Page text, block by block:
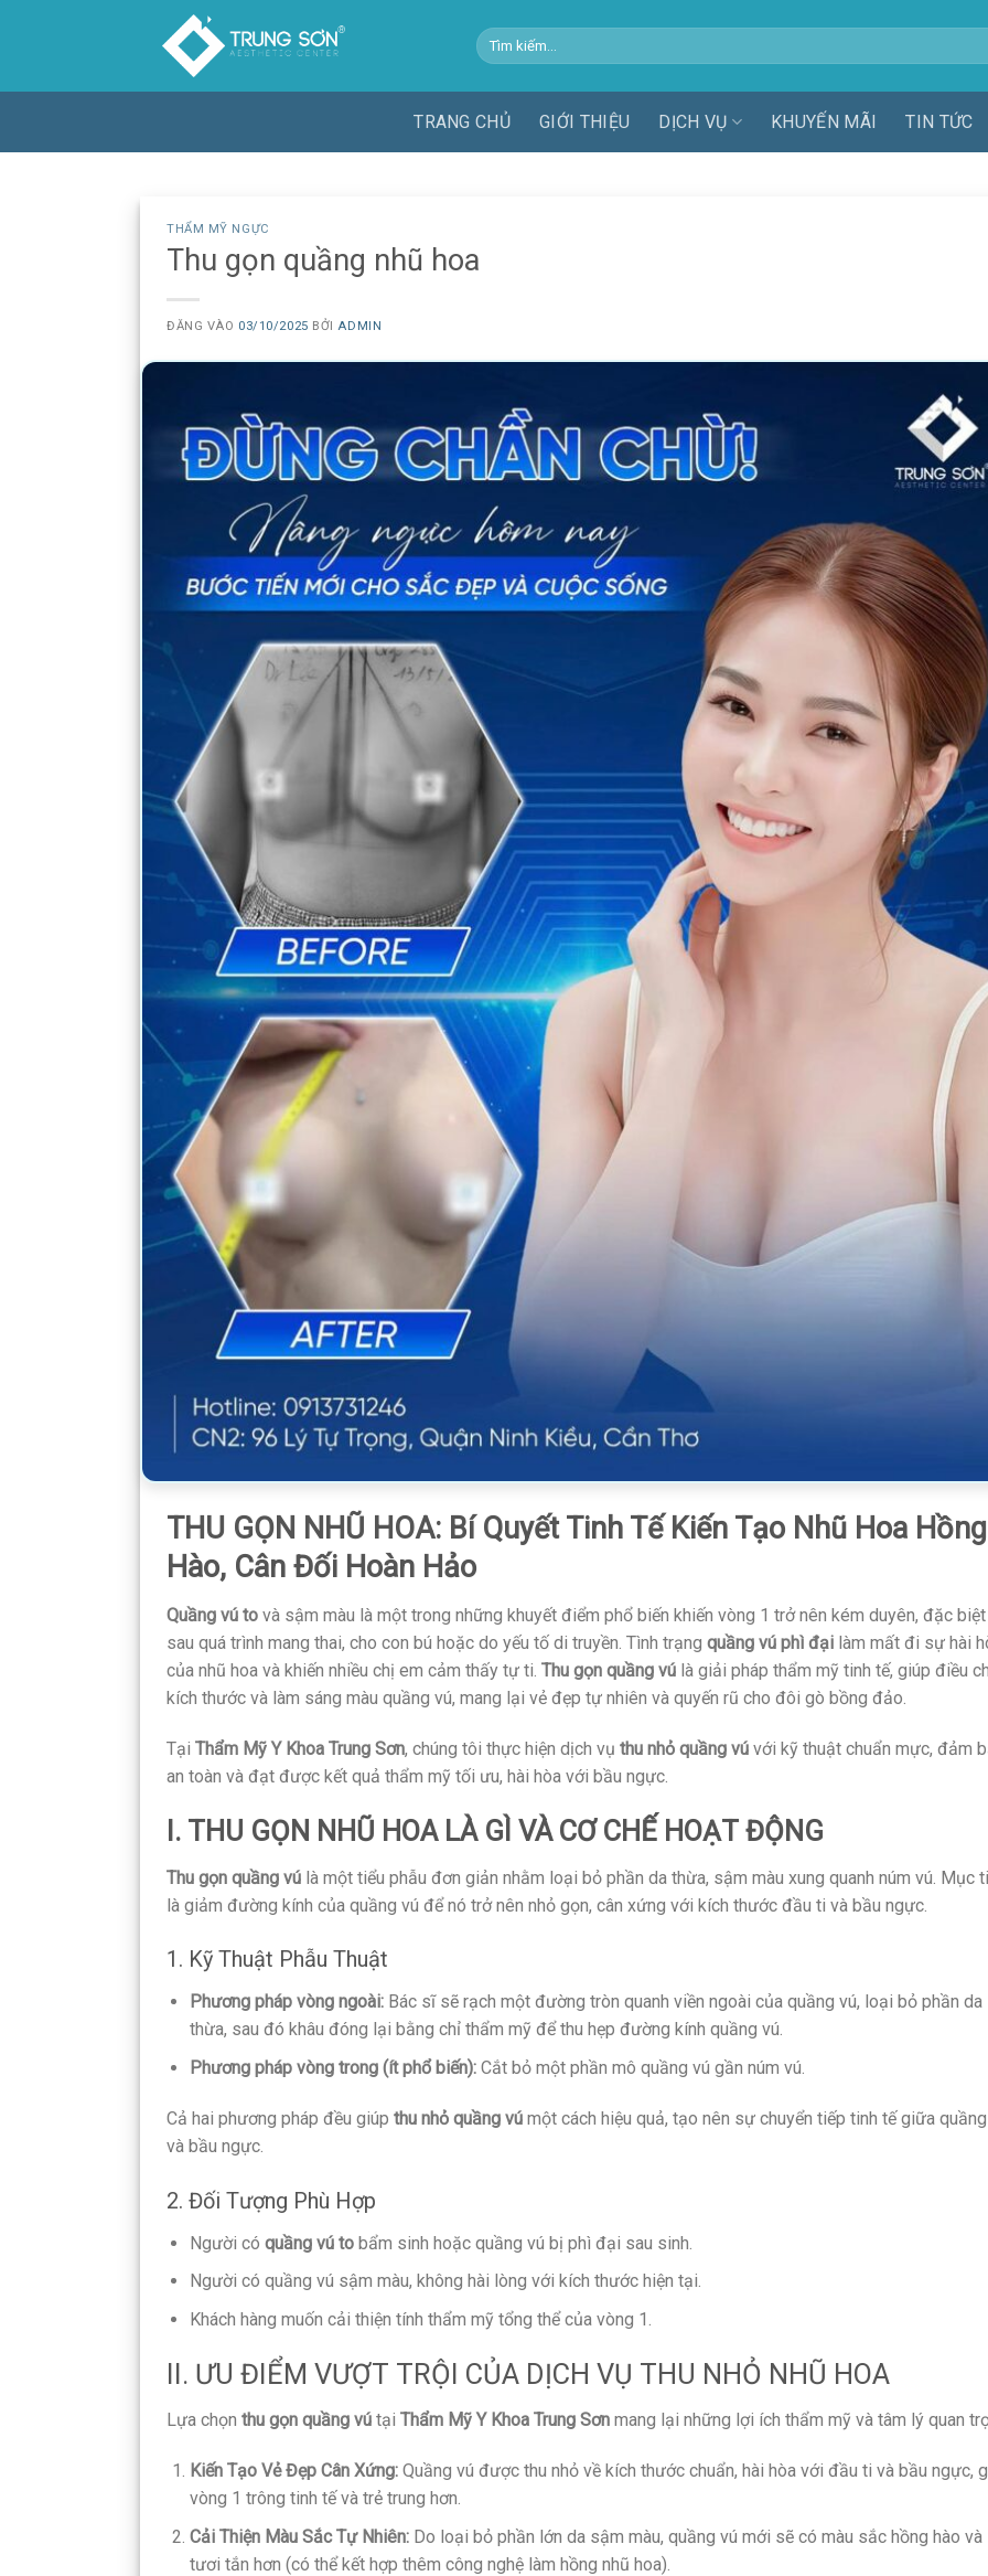
dung
Tìm
kiếm:
TRANG CHỦ GIỚI THIỆU DỊCH VỤ KHUYẾN MÃI TIN TỨC
THẨM MỸ NGỰC
Thu gọn quầng nhũ hoa
ĐĂNG VÀO 03/10/2025 BỞI ADMIN
THU GỌN NHŨ HOA: Bí Quyết Tinh Tế Kiến Tạo Nhũ Hoa Hồng
Hào, Cân Đối Hoàn Hảo
Quầng vú to và sậm màu là một trong những khuyết điểm phổ biến khiến vòng 1 trở nên kém duyên, đặc
sau quá trình mang thai, cho con bú hoặc do yếu tố di truyền. Tình trạng quầng vú phì đại làm mất đi sự hài
của nhũ hoa và khiến nhiều chị em cảm thấy tự ti. Thu gọn quầng vú là giải pháp thẩm mỹ tinh tế, giúp điều
kích thước và làm sáng màu quầng vú, mang lại vẻ đẹp tự nhiên và quyến rũ cho đôi gò bồng đảo.
Tại Thẩm Mỹ Y Khoa Trung Sơn, chúng tôi thực hiện dịch vụ thu nhỏ quầng vú với kỹ thuật chuẩn mực, đảm
an toàn và đạt được kết quả thẩm mỹ tối ưu, hài hòa với bầu ngực.
I. THU GỌN NHŨ HOA LÀ GÌ VÀ CƠ CHẾ HOẠT ĐỘNG
Thu gọn quầng vú là một tiểu phẫu đơn giản nhằm loại bỏ phần da thừa, sậm màu xung quanh núm vú. Mục
là giảm đường kính của quầng vú để nó trở nên nhỏ gọn, cân xứng với kích thước đầu ti và bầu ngực.
1. Kỹ Thuật Phẫu Thuật
Phương pháp vòng ngoài:Bác sĩ sẽ rạch một đường tròn quanh viền ngoài của quầng vú, loại bỏ phần da
thừa, sau đó khâu đóng lại bằng chỉ thẩm mỹ để thu hẹp đường kính quầng vú.
Phương pháp vòng trong (ít phổ biến):Cắt bỏ một phần mô quầng vú gần núm vú.
Cả hai phương pháp đều giúp thu nhỏ quầng vú một cách hiệu quả, tạo nên sự chuyển tiếp tinh tế giữa
và bầu ngực.
2. Đối Tượng Phù Hợp
Người có quầng vú tobẩm sinh hoặc quầng vú bị phì đại sau sinh.
Người có quầng vú sậm màu, không hài lòng với kích thước hiện tại.
Khách hàng muốn cải thiện tính thẩm mỹ tổng thể của vòng 1.
II. ƯU ĐIỂM VƯỢT TRỘI CỦA DỊCH VỤ THU NHỎ NHŨ HOA
Lựa chọn thu gọn quầng vú tại Thẩm Mỹ Y Khoa Trung Sơn mang lại những lợi ích thẩm mỹ và tâm lý quan
Kiến Tạo Vẻ Đẹp Cân Xứng:Quầng vú được thu nhỏ về kích thước chuẩn, hài hòa với đầu ti và bầu ngực,
vòng 1 trông tinh tế và trẻ trung hơn.
Cải Thiện Màu Sắc Tự Nhiên:Do loại bỏ phần lớn da sậm màu, quầng vú mới sẽ có màu sắc hồng hào và
tươi tắn hơn (có thể kết hợp thêm công nghệ làm hồng nhũ hoa).